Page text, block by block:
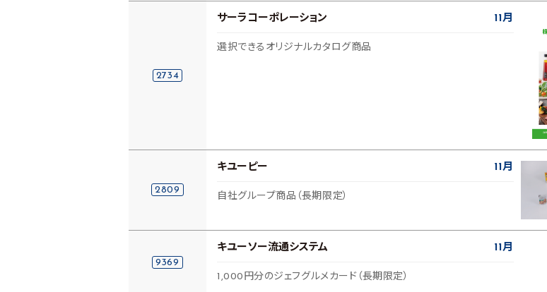
2734
サーラコーポレーション 11月
選択できるオリジナルカタログ商品
2809
キユーピー 11月
自社グループ商品（長期限定）
9369
キユーソー流通システム 11月
1,000円分のジェフグルメカード（長期限定）